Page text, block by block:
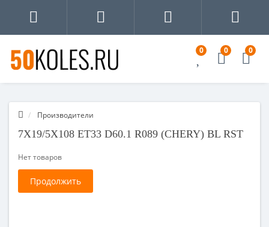
0 0 0
Производители
7X19/5X108 ET33 D60.1 R089 (CHERY) BL RST
Нет товаров
Продолжить